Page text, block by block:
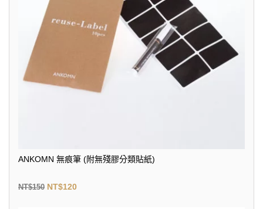
ANKOMN 無痕筆 (附無殘膠分類貼紙)
NT$150 NT$120